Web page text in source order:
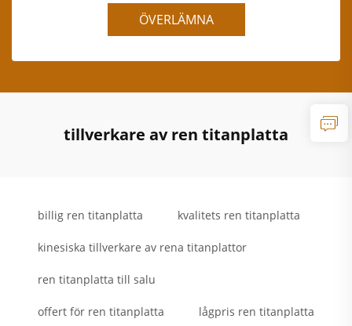
ÖVERLÄMNA
tillverkare av ren titanplatta
billig ren titanplatta kvalitets ren titanplatta
kinesiska tillverkare av rena titanplattor
ren titanplatta till salu
offert för ren titanplatta lågpris ren titanplatta